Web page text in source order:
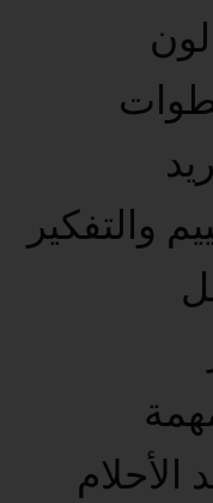
والتفكير
الأحلام